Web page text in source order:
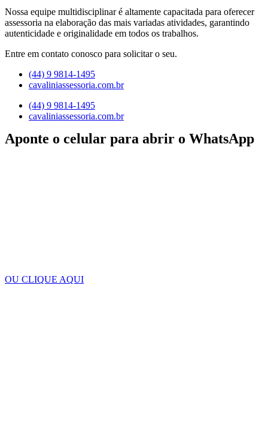
Nossa equipe multidisciplinar é altamente capacitada para oferecer
assessoria na elaboração das mais variadas atividades, garantindo
autenticidade e originalidade em todos os trabalhos.
Entre em contato conosco para solicitar o seu.
(44) 9 9814-1495
cavaliniassessoria.com.br
(44) 9 9814-1495
cavaliniassessoria.com.br
Aponte o celular para abrir o WhatsApp
OU CLIQUE AQUI